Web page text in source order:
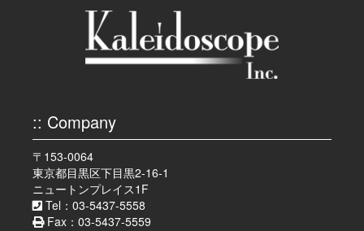
:: Company
〒153-0064
東京都目黒区下目黒2-16-1
ニュートンプレイス1F
Tel：03-5437-5558
Fax：03-5437-5559